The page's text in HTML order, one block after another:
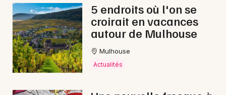
5 endroits où l'on se
croirait en vacances
autour de Mulhouse
Mulhouse
Actualités